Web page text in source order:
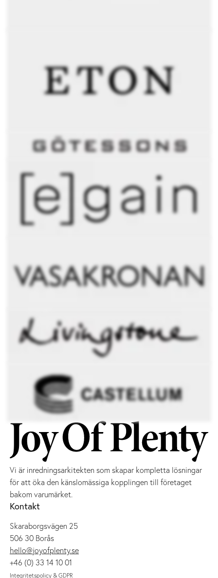
Vi är inredningsarkitekten som skapar kompletta lösningar
för att öka den känslomässiga kopplingen till företaget
bakom varumärket.
Kontakt
Skaraborgsvägen 25
506 30 Borås
hello@joyofplenty.se
+46 (0) 33 14 10 01
Integritetspolicy & GDPR